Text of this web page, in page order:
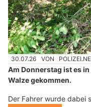
30.07.26 VON
Am Donnerstag ist es
Walze gekommen.
Der Fahrer wurde dabei